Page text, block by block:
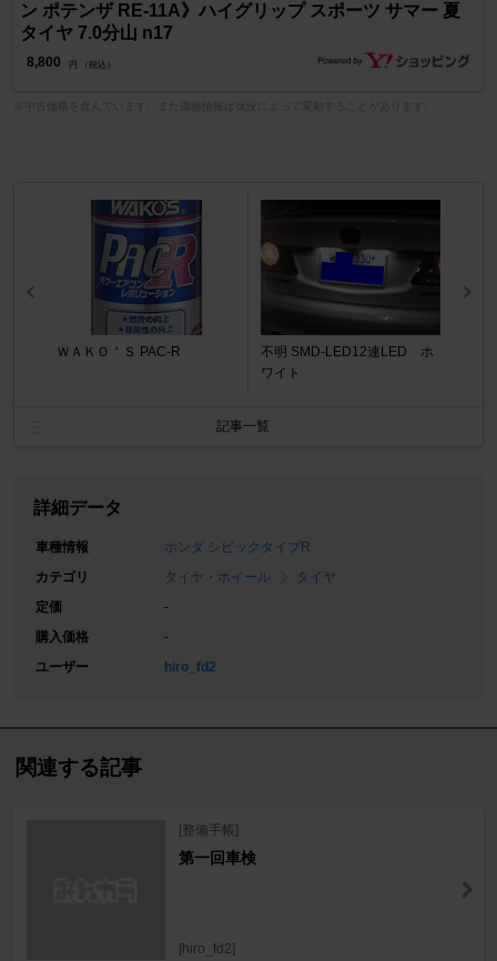
ン ポテンザ RE-11A》ハイグリップ スポーツ サマー 夏
タイヤ 7.0分山 n17
8,800 円 （税込）
ＷＡＫＯ＇Ｓ PAC-R
不明 SMD-LED12連LED ホ
ワイト
記事一覧
詳細データ
車種情報
ホンダ シビックタイプR
カテゴリ
タイヤ・ホイール
タイヤ
定価
-
購入価格
-
ユーザー
hiro_fd2
関連する記事
[整備手帳]
第一回車検
[hiro_fd2]